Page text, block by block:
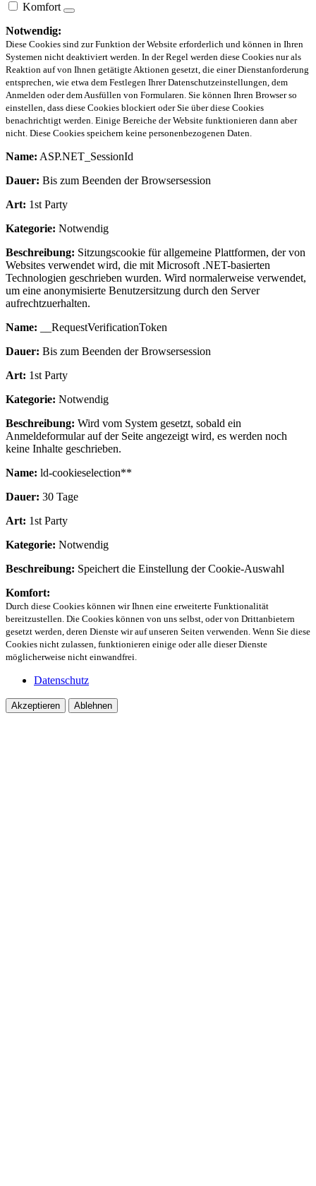
Komfort
Notwendig:
Diese Cookies sind zur Funktion der Website erforderlich und können in Ihren
Systemen nicht deaktiviert werden. In der Regel werden diese Cookies nur als
Reaktion auf von Ihnen getätigte Aktionen gesetzt, die einer Dienstanforderung
entsprechen, wie etwa dem Festlegen Ihrer Datenschutzeinstellungen, dem
Anmelden oder dem Ausfüllen von Formularen. Sie können Ihren Browser so
einstellen, dass diese Cookies blockiert oder Sie über diese Cookies
benachrichtigt werden. Einige Bereiche der Website funktionieren dann aber
nicht. Diese Cookies speichern keine personenbezogenen Daten.
Name: ASP.NET_SessionId
Dauer: Bis zum Beenden der Browsersession
Art: 1st Party
Kategorie: Notwendig
Beschreibung: Sitzungscookie für allgemeine Plattformen, der von
Websites verwendet wird, die mit Microsoft .NET-basierten
Technologien geschrieben wurden. Wird normalerweise verwendet,
um eine anonymisierte Benutzersitzung durch den Server
aufrechtzuerhalten.
Name: __RequestVerificationToken
Dauer: Bis zum Beenden der Browsersession
Art: 1st Party
Kategorie: Notwendig
Beschreibung: Wird vom System gesetzt, sobald ein
Anmeldeformular auf der Seite angezeigt wird, es werden noch
keine Inhalte geschrieben.
Name: ld-cookieselection**
Dauer: 30 Tage
Art: 1st Party
Kategorie: Notwendig
Beschreibung: Speichert die Einstellung der Cookie-Auswahl
Komfort:
Durch diese Cookies können wir Ihnen eine erweiterte Funktionalität
bereitzustellen. Die Cookies können von uns selbst, oder von Drittanbietern
gesetzt werden, deren Dienste wir auf unseren Seiten verwenden. Wenn Sie diese
Cookies nicht zulassen, funktionieren einige oder alle dieser Dienste
möglicherweise nicht einwandfrei.
Datenschutz
Akzeptieren Ablehnen